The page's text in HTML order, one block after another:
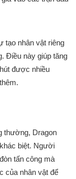
tạo nhân vật riêng
Điều này giúp tăng
được nhiều
thường, Dragon
biệt. Người
tấn công mà
của nhân vật để